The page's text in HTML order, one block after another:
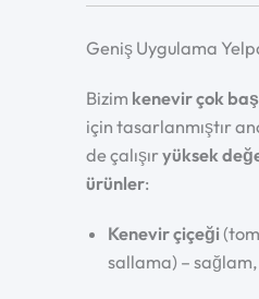
Geniş Uygulama
Bizim kenevir çok
için tasarlanmıştır
de çalışıryüksek
ürünler:
Kenevir çiçeği
sallama) –